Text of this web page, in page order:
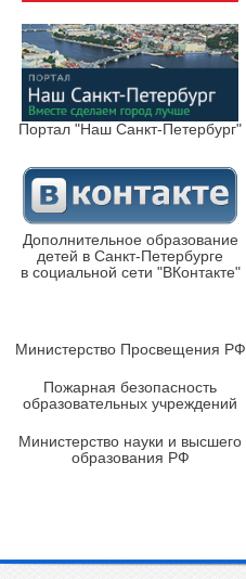
Портал "Наш Санкт-Петербург"
Дополнительное образование
детей в Санкт-Петербурге
в социальной сети "ВКонтакте"
Министерство Просвещения РФ
Пожарная безопасность
образовательных учреждений
Министерство науки и высшего
образования РФ